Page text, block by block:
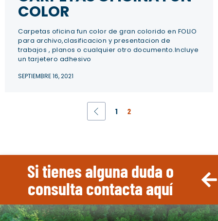
COLOR
Carpetas oficina fun color de gran colorido en FOLIO
para archivo,clasificacion y presentacion de
trabajos , planos o cualquier otro documento.Incluye
un tarjetero adhesivo
SEPTIEMBRE 16, 2021
1 2
Si tienes alguna duda o
consulta contacta aquí